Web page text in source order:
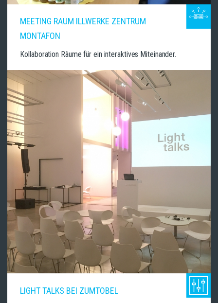
MEETING RAUM ILLWERKE ZENTRUM
MONTAFON
Kollaboration Räume für ein interaktives Miteinander.
LIGHT TALKS BEI ZUMTOBEL